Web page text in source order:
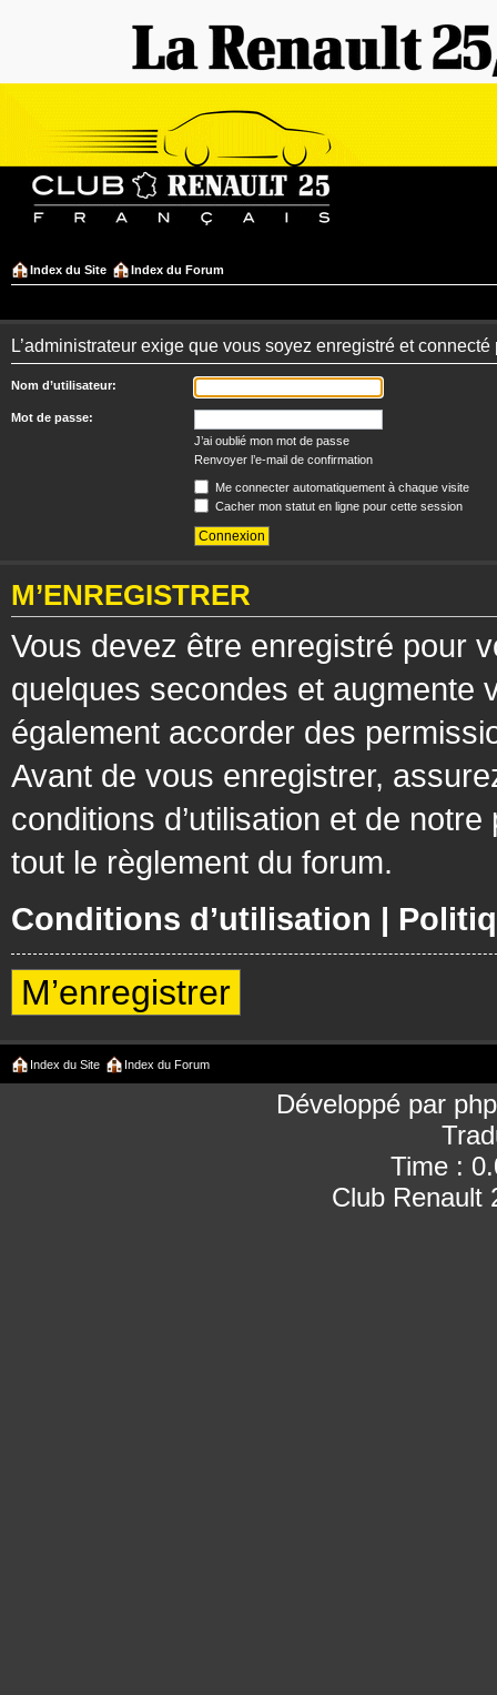
Index du Site Index du Forum
L’administrateur exige que vous soyez enregistré et
Nom d’utilisateur:
Mot de passe:
J’ai oublié mon mot de passe
Renvoyer l’e-mail de confirmation
Me connecter automatiquement à chaque visite
Cacher mon statut en ligne pour cette session
M’ENREGISTRER
Vous devez être enregistré pour
quelques secondes et augmente
également accorder des
Avant de vous enregistrer,
conditions d’utilisation et de
tout le règlement du forum.
Conditions d’utilisation |
M’enregistrer
Index du Site Index du Forum
Développé par
Time :
Club Renault